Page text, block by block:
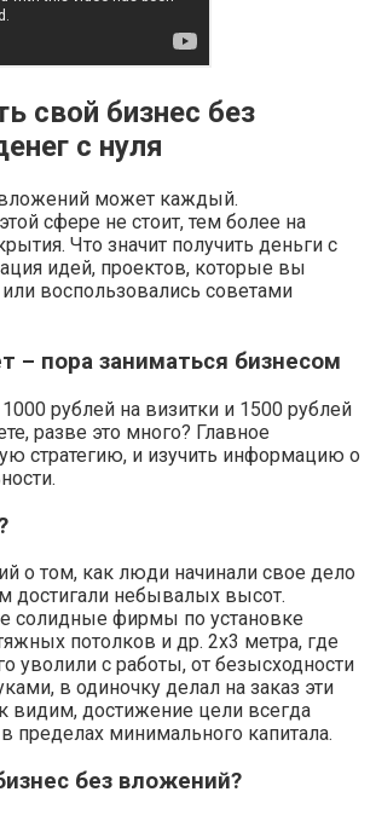
свой бизнес без
с нуля
вложений может каждый.
сфере не стоит, тем более на
Что значит получить деньги с
идей, проектов, которые вы
воспользовались советами
– пора заниматься бизнесом
рублей на визитки и 1500 рублей
разве это много? Главное
стратегию, и изучить информацию о
о том, как люди начинали свое дело
достигали небывалых высот.
солидные фирмы по установке
потолков и др. 2х3 метра, где
уволили с работы, от безысходности
в одиночку делал на заказ эти
видим, достижение цели всегда
пределах минимального капитала.
без вложений?